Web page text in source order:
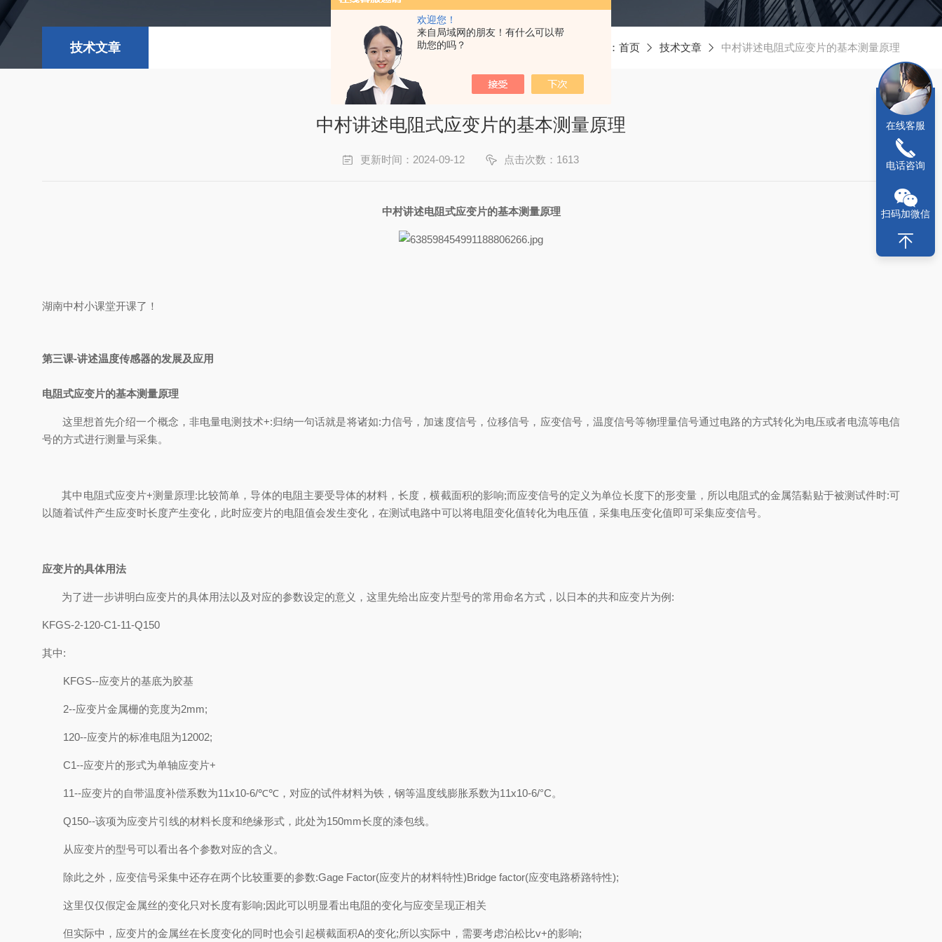
欢迎您！
来自局域网的朋友！有什么可以帮
助您的吗？
技术文章 当前位置： 首页 技术文章 中村讲述电阻式应变片的基本测量原理
中村讲述电阻式应变片的基本测量原理
更新时间：2024-09-12 点击次数：1613
中村讲述电阻式应变片的基本测量原理
湖南中村小课堂开课了！
第三课-讲述温度传感器的发展及应用
电阻式应变片的基本测量原理
这里想首先介绍一个概念，非电量电测技术+:归纳一句话就是将诸如:力信号，加速度信号，位移信号，应变信号，温度信号等物理量信号通过电路的方式转化为电压或者电流等电信
号的方式进行测量与采集。
其中电阻式应变片+测量原理:比较简单，导体的电阻主要受导体的材料，长度，横截面积的影响;而应变信号的定义为单位长度下的形变量，所以电阻式的金属箔黏贴于被测试件时:可
以随着试件产生应变时长度产生变化，此时应变片的电阻值会发生变化，在测试电路中可以将电阻变化值转化为电压值，采集电压变化值即可采集应变信号。
应变片的具体用法
为了进一步讲明白应变片的具体用法以及对应的参数设定的意义，这里先给出应变片型号的常用命名方式，以日本的共和应变片为例:
KFGS-2-120-C1-11-Q150
其中:
KFGS--应变片的基底为胶基
2--应变片金属栅的竞度为2mm;
120--应变片的标准电阻为12002;
C1--应变片的形式为单轴应变片+
11--应变片的自带温度补偿系数为11x10-6/℃℃，对应的试件材料为铁，钢等温度线膨胀系数为11x10-6/°C。
Q150--该项为应变片引线的材料长度和绝缘形式，此处为150mm长度的漆包线。
从应变片的型号可以看出各个参数对应的含义。
除此之外，应变信号采集中还存在两个比较重要的参数:Gage Factor(应变片的材料特性)Bridge factor(应变电路桥路特性);
这里仅仅假定金属丝的变化只对长度有影响;因此可以明显看出电阻的变化与应变呈现正相关
但实际中，应变片的金属丝在长度变化的同时也会引起横截面积A的变化;所以实际中，需要考虑泊松比v+的影响;
在线客服
电话咨询
扫码加微信